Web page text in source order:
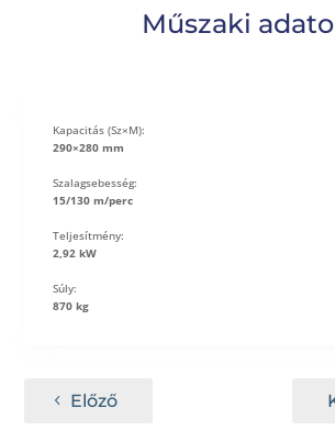
Műszaki
Kapacitás (Sz×M):
290×280 mm
Szalagsebesség:
15/130 m/perc
Teljesítmény:
2,92 kW
Súly:
870 kg
Előző